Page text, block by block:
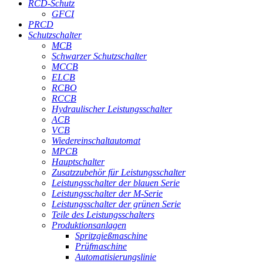
RCD-Schutz
GFCI
PRCD
Schutzschalter
MCB
Schwarzer Schutzschalter
MCCB
ELCB
RCBO
RCCB
Hydraulischer Leistungsschalter
ACB
VCB
Wiedereinschaltautomat
MPCB
Hauptschalter
Zusatzzubehör für Leistungsschalter
Leistungsschalter der blauen Serie
Leistungsschalter der M-Serie
Leistungsschalter der grünen Serie
Teile des Leistungsschalters
Produktionsanlagen
Spritzgießmaschine
Prüfmaschine
Automatisierungslinie